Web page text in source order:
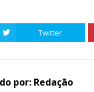
Twitter
por: Redação